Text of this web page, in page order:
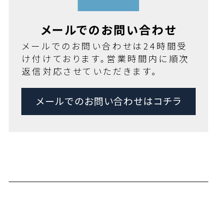
メールでのお問い合わせ
メールでのお問い合わせは24時間受
け付けております。営業時間内に順次
返信対応させていただきます。
メールでのお問い合わせはコチラ